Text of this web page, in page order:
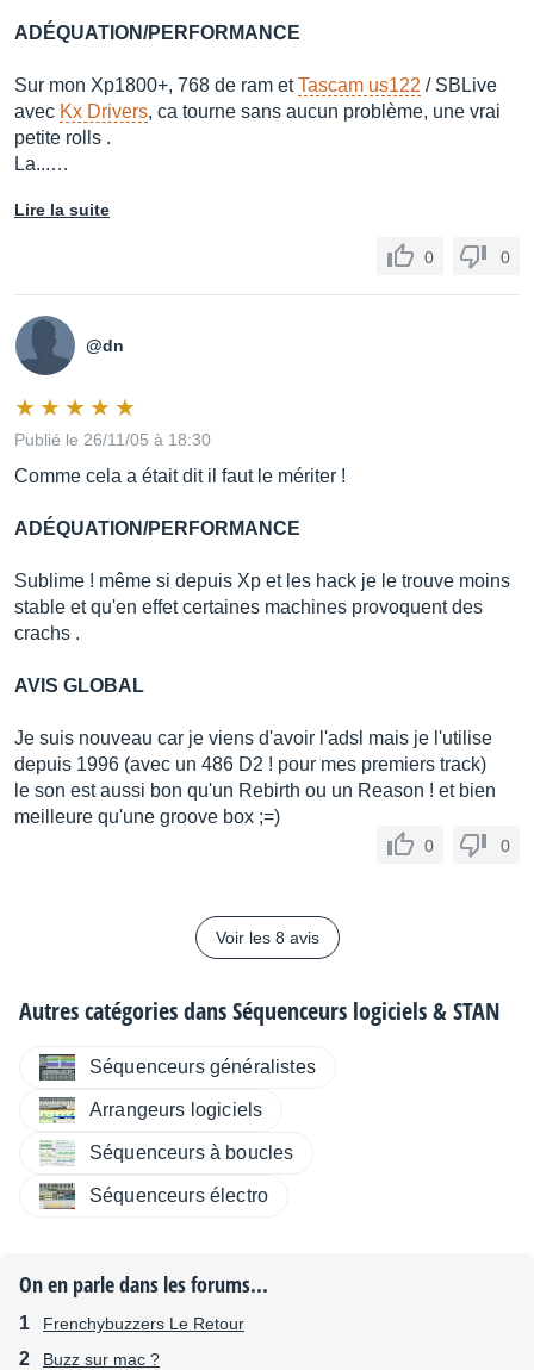
ADÉQUATION/PERFORMANCE
Sur mon Xp1800+, 768 de ram etTascam us122 / SBLive
avec Kx Drivers, ca tourne sans aucun problème, une vrai
petite rolls .
La...…
Lire la suite
0 0
@dn
Publié le 26/11/05 à 18:30
Comme cela a était dit il faut le mériter !
ADÉQUATION/PERFORMANCE
Sublime ! même si depuis Xp et les hack je le trouve moins
stable et qu'en effet certaines machines provoquent des
crachs .
AVIS GLOBAL
Je suis nouveau car je viens d'avoir l'adsl mais je l'utilise
depuis 1996 (avec un 486 D2 ! pour mes premiers track)
le son est aussi bon qu'un Rebirth ou un Reason ! et bien
meilleure qu'une groove box ;=)
0 0
Voir les 8 avis
Autres catégories dansSéquenceurs logiciels & STAN
Séquenceurs généralistes
Arrangeurs logiciels
Séquenceurs à boucles
Séquenceurs électro
On en parle dans les forums...
Frenchybuzzers Le Retour
Buzz sur mac ?